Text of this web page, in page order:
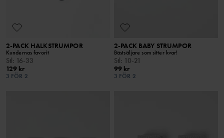
2-PACK HALKSTRUMPOR
Kundernas favorit
Stl : 16-33
129 kr
3 FÖR 2
2-PACK BABY STRUMPOR
Bästsäljare som sitter kvar!
Stl : 10-21
99 kr
3 FÖR 2